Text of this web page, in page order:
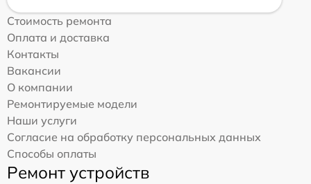
Стоимость ремонта
Оплата и доставка
Контакты
Вакансии
О компании
Ремонтируемые модели
Наши услуги
Согласие на обработку персональных данных
Способы оплаты
Ремонт устройств